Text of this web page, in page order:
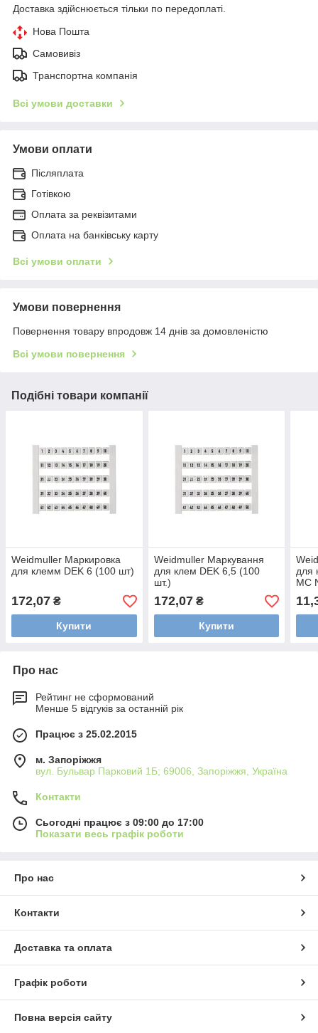
Доставка здійснюється тільки по передоплаті.
Нова Пошта
Самовивіз
Транспортна компанія
Всі умови доставки
Умови оплати
Післяплата
Готівкою
Оплата за реквізитами
Оплата на банківську карту
Всі умови оплати
Умови повернення
Повернення товару впродовж 14 днів за домовленістю
Всі умови повернення
Подібні товари компанії
Weidmuller Маркировка
для клемм DEK 6 (100 шт)
172,07 ₴
Купити
Weidmuller Маркування
для клем DEK 6,5 (100
шт.)
172,07₴
Купити
для
MC
Про нас
Рейтинг не сформований
Менше 5 відгуків за останній рік
Працює з 25.02.2015
м. Запоріжжя
вул. Бульвар Парковий 1Б; 69006, Запоріжжя, Україна
Контакти
Сьогодні працює з 09:00 до 17:00
Показати весь графік роботи
Про нас
Контакти
Доставка та оплата
Графік роботи
Повна версія сайту